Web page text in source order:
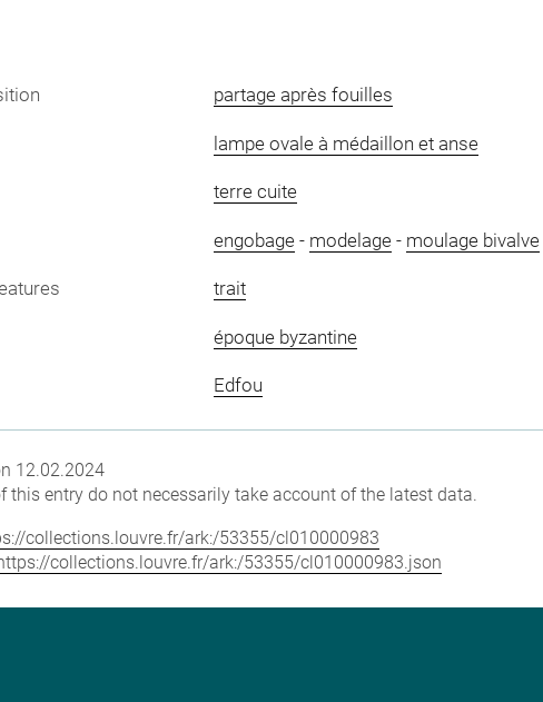
partage après fouilles
lampe ovale à médaillon et anse
terre cuite
engobage- modelage- moulage bivalve
trait
époque byzantine
Edfou
12.02.2024
this entry do not necessarily take account of the latest data.
collections.louvre.fr/ark:/53355/cl010000983
collections.louvre.fr/ark:/53355/cl010000983.json